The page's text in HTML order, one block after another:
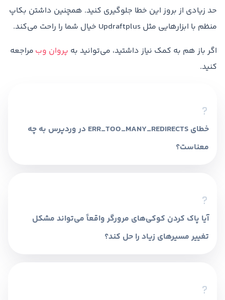
حد زیادی از بروز این خطا جلوگیری کنید. همچنین داشتن بکاپ
منظم با ابزارهایی مثل Updraftplus خیال شما را راحت می‌کند.
اگر باز هم به کمک نیاز داشتید، می‌توانید به پروان وب مراجعه
کنید.
خطای ERR_TOO_MANY_REDIRECTS در وردپرس به چه
معناست؟
آیا پاک کردن کوکی‌های مرورگر واقعاً می‌تواند مشکل
تغییر مسیرهای زیاد را حل کند؟